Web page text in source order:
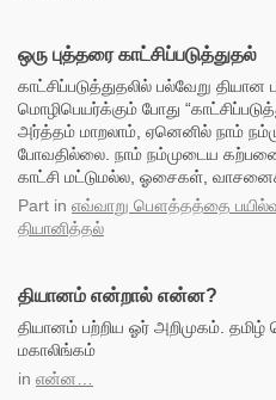
ஒரு புத்தரை காட்சிப்படுத்துதல்
காட்சிப்படுத்துதலில் பல்வேறு
மொழிபெயர்க்கும் போது
அர்த்தம் மாறலாம், ஏனெனில் நாம்
போவதில்லை. நாம் நம்முடைய
காட்சி மட்டுமல்ல, ஓசைகள்,
Part in எவ்வாறு பௌத்தத்தை
தியானித்தல்
தியானம் என்றால் என்ன?
தியானம் பற்றிய ஓர் அறிமுகம். தமிழ்
மகாலிங்கம்
in என்ன…